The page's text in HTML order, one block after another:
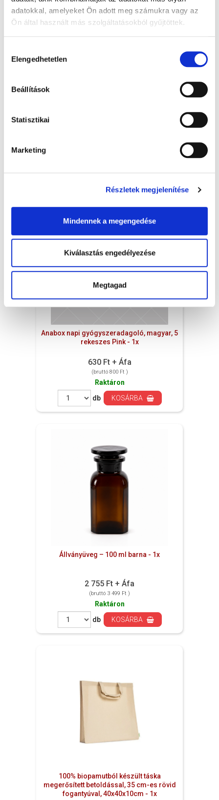
adatokkal, amelyeket Ön adott meg számukra vagy az
Ön által használt más szolgáltatásokból gyűjtöttek.
kiválasztása
Elengedhetetlen
Beállítások
Statisztikai
Marketing
Részletek megjelenítése
Mindennek a megengedése
Kiválasztás engedélyezése
Megtagad
Anabox napi gyógyszeradagoló, magyar, 5
rekeszes Pink - 1x
630 Ft + Áfa
(bruttó 800 Ft )
Raktáron
db
KOSÁRBA
Állványüveg – 100 ml barna - 1x
2 755 Ft + Áfa
(bruttó 3 499 Ft )
Raktáron
db
KOSÁRBA
100% biopamutból készült táska
megerősített betoldással, 35 cm-es rövid
fogantyúval, 40x40x10cm - 1x